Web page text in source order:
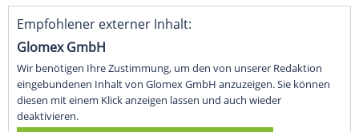
Empfohlener externer Inhalt:
Glomex GmbH
Wir benötigen Ihre Zustimmung, um den von unserer Redaktion
eingebundenen Inhalt von Glomex GmbH anzuzeigen. Sie können
diesen mit einem Klick anzeigen lassen und auch wieder
deaktivieren.